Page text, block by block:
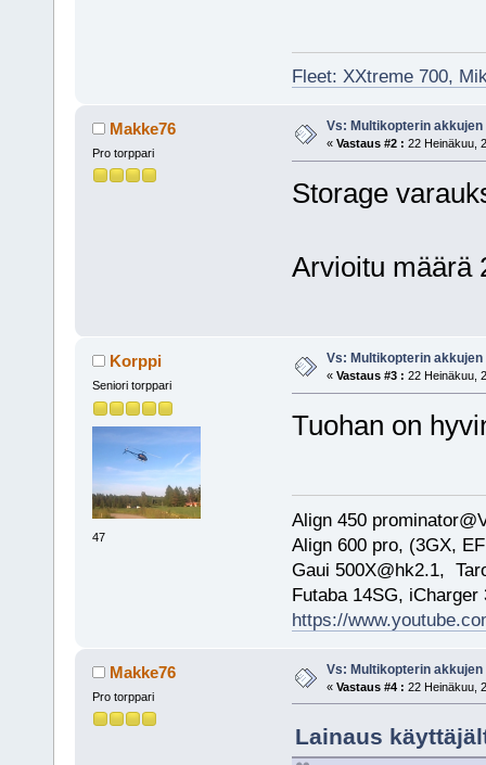
Fleet: XXtreme 700,
Makke76
Pro torppari
Vs: Multikopterin
« Vastaus #2 : 22 Heinäkuu,
Storage
Arvioitu määrä
Korppi
Seniori torppari
47
Vs: Multikopterin
« Vastaus #3 : 22 Heinäkuu,
Tuohan on
Align 450
Align 600 pro, (3GX,
Gaui 500X@hk2.1,
Futaba 14SG, iCharger
https://
Makke76
Pro torppari
Vs: Multikopterin
« Vastaus #4 : 22 Heinäkuu,
Lainaus